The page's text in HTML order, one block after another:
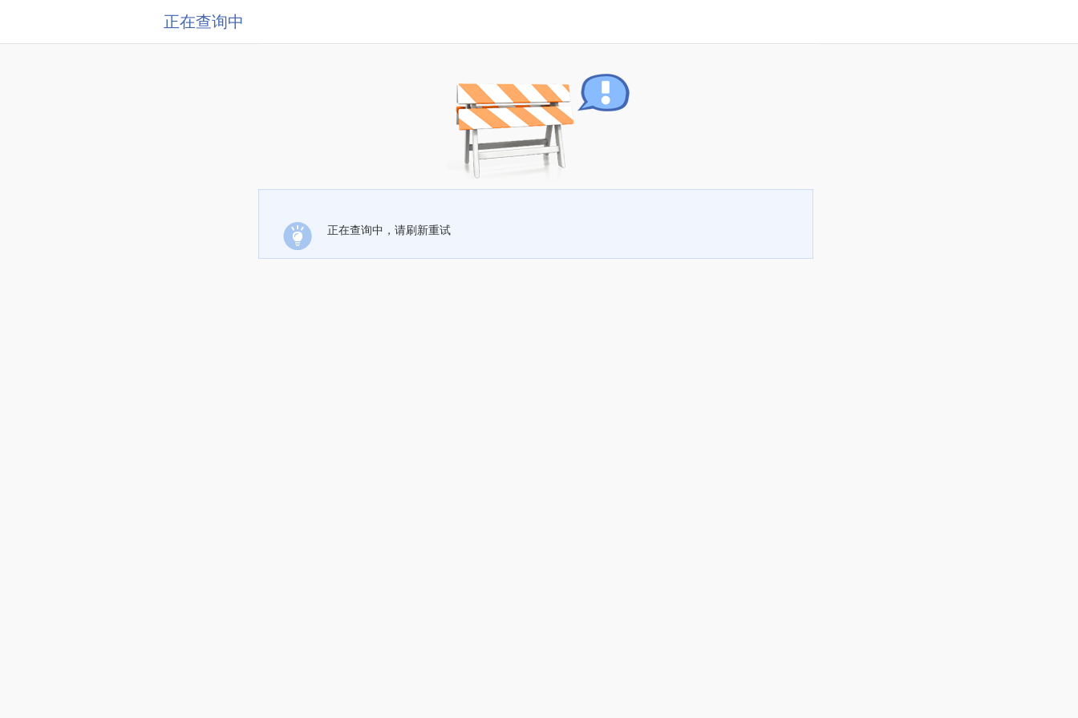
正在查询中
正在查询中，请刷新重试